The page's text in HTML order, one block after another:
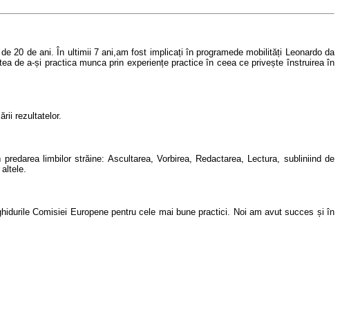
20 de ani. În ultimii 7 ani,am fost implicați în programede mobilități
Leonardo da
de a-și practica munca prin experiențe practice în ceea ce privește înstruirea în
rezultatelor.
limbilor străine: Ascultarea, Vorbirea, Redactarea Lectura
subliniind de
Comisiei Europene pentru cele mai bune practici
Noi am avut succes și în